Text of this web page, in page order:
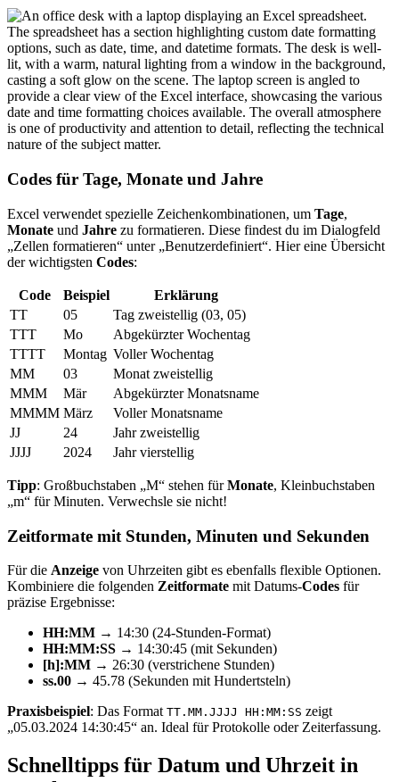
Codes für Tage, Monate und Jahre
Excel verwendet spezielle Zeichenkombinationen, um Tage,
Monate und Jahre zu formatieren. Diese findest du im Dialogfeld
„Zellen formatieren“ unter „Benutzerdefiniert“. Hier eine Übersicht
der wichtigsten Codes:
Code Beispiel
Erklärung
TT
05
Tag zweistellig (03, 05)
TTT
Mo
Abgekürzter Wochentag
TTTT
Montag Voller Wochentag
MM
03
Monat zweistellig
MMM
Mär
Abgekürzter Monatsname
MMMM März
Voller Monatsname
JJ
24
Jahr zweistellig
JJJJ
2024 Jahr vierstellig
Tipp: Großbuchstaben „M“ stehen fürMonate, Kleinbuchstaben
„m“ für Minuten. Verwechsle sie nicht!
Zeitformate mit Stunden, Minuten und Sekunden
Für die Anzeige von Uhrzeiten gibt es ebenfalls flexible Optionen.
Kombiniere die folgenden Zeitformate mit Datums-Codes für
präzise Ergebnisse:
HH:MM → 14:30 (24-Stunden-Format)
HH:MM:SS → 14:30:45 (mit Sekunden)
[h]:MM → 26:30 (verstrichene Stunden)
ss.00 → 45.78 (Sekunden mit Hundertsteln)
Praxisbeispiel: Das Format TT.MM.JJJJ HH:MM:SS zeigt
„05.03.2024 14:30:45“ an. Ideal für Protokolle oder Zeiterfassung.
Schnelltipps für Datum und Uhrzeit in